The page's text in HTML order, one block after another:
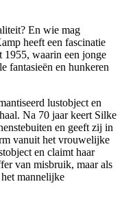
En wie mag
heeft een fascinatie
waarin een jonge
fantasieën en hunkeren
lustobject en
Na 70 jaar keert Silke
en geeft zij in
vanuit het vrouwelijke
en claimt haar
van misbruik, maar als
mannelijke